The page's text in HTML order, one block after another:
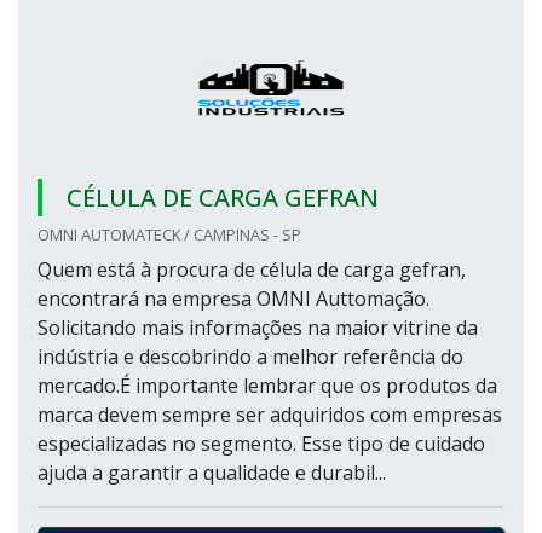
CÉLULA DE CARGA GEFRAN
OMNI AUTOMATECK / CAMPINAS - SP
Quem está à procura de célula de carga gefran,
encontrará na empresa OMNI Auttomação.
Solicitando mais informações na maior vitrine da
indústria e descobrindo a melhor referência do
mercado.É importante lembrar que os produtos da
marca devem sempre ser adquiridos com empresas
especializadas no segmento. Esse tipo de cuidado
ajuda a garantir a qualidade e durabil...